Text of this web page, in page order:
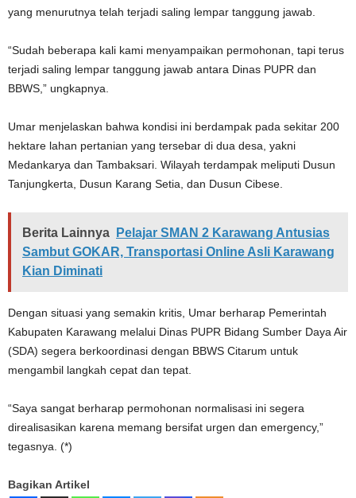
yang menurutnya telah terjadi saling lempar tanggung jawab.
“Sudah beberapa kali kami menyampaikan permohonan, tapi terus
terjadi saling lempar tanggung jawab antara Dinas PUPR dan
BBWS,” ungkapnya.
Umar menjelaskan bahwa kondisi ini berdampak pada sekitar 200
hektare lahan pertanian yang tersebar di dua desa, yakni
Medankarya dan Tambaksari. Wilayah terdampak meliputi Dusun
Tanjungkerta, Dusun Karang Setia, dan Dusun Cibese.
Berita Lainnya
Pelajar SMAN 2 Karawang Antusias
Sambut GOKAR, Transportasi Online Asli Karawang
Kian Diminati
Dengan situasi yang semakin kritis, Umar berharap Pemerintah
Kabupaten Karawang melalui Dinas PUPR Bidang Sumber Daya Air
(SDA) segera berkoordinasi dengan BBWS Citarum untuk
mengambil langkah cepat dan tepat.
“Saya sangat berharap permohonan normalisasi ini segera
direalisasikan karena memang bersifat urgen dan emergency,”
tegasnya. (*)
Bagikan Artikel